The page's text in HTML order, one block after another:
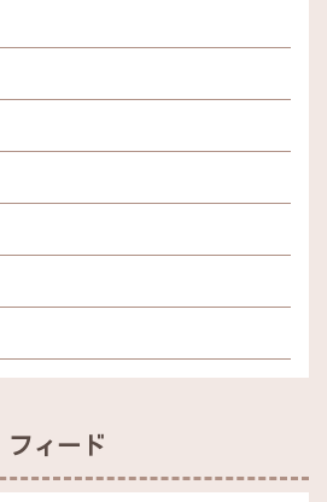
フィード